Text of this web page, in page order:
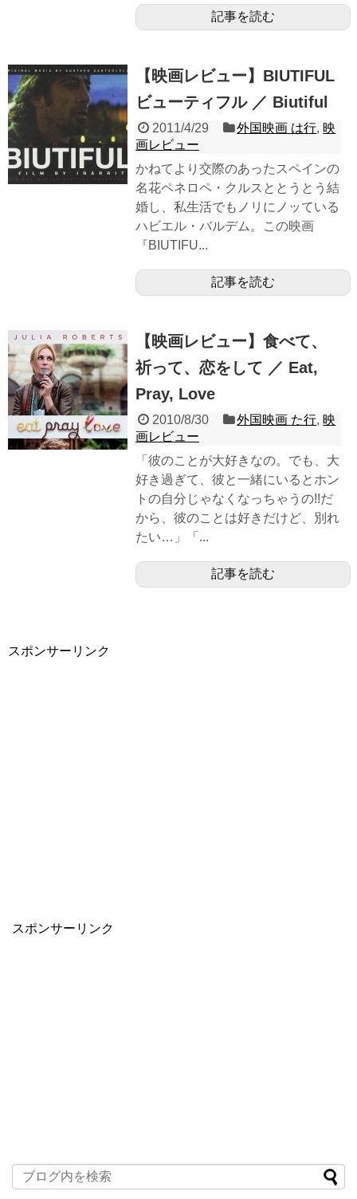
記事を読む
【映画レビュー】BIUTIFUL
ビューティフル ／ Biutiful
2011/4/29 外国映画 は行, 映
画レビュー
かねてより交際のあったスペインの
名花ペネロペ・クルスととうとう結
婚し、私生活でもノリにノッている
ハビエル・バルデム。この映画
『BIUTIFU...
記事を読む
【映画レビュー】食べて、
祈って、恋をして ／ Eat,
Pray, Love
2010/8/30 外国映画 た行, 映
画レビュー
「彼のことが大好きなの。でも、大
好き過ぎて、彼と一緒にいるとホン
トの自分じゃなくなっちゃうの!!だ
から、彼のことは好きだけど、別れ
たい…」「...
記事を読む
スポンサーリンク
スポンサーリンク